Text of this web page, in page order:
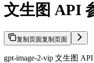
文生图 API
复制页面复制页面
gpt-image-2-vip 文生图